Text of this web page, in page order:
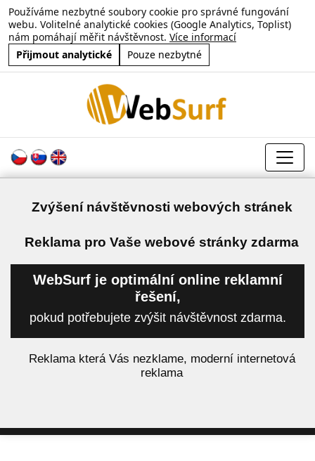
Používáme nezbytné soubory cookie pro správné fungování
webu. Volitelné analytické cookies (Google Analytics, Toplist)
nám pomáhají měřit návštěvnost. Více informací
Přijmout analytické
Pouze nezbytné
Zvýšení návštěvnosti webových stránek
Reklama pro Vaše webové stránky zdarma
WebSurf je optimální online reklamní
řešení,
pokud potřebujete zvýšit návštěvnost zdarma.
Reklama která Vás nezklame, moderní internetová
reklama